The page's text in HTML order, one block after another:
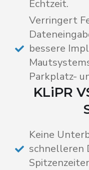
Echtzeit.
Verringert
bessere
Parkplatz-
KLiPR
Keine
schnelleren